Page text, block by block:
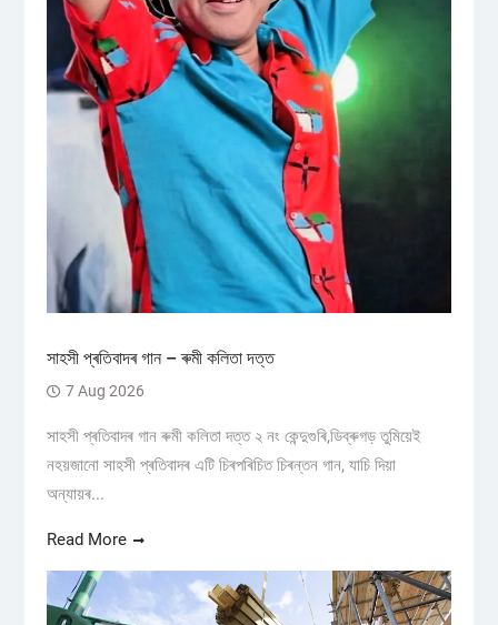
সাহসী প্ৰতিবাদৰ গান – ৰুমী কলিতা দত্ত
7 Aug 2026
সাহসী প্ৰতিবাদৰ গান ৰুমী কলিতা দত্ত ২ নং কেন্দুগুৰি,ডিব্ৰুগড় তুমিয়েই
নহয়জানো সাহসী প্ৰতিবাদৰ এটি চিৰপৰিচিত চিৰন্তন গান, যাচি দিয়া
অন্যায়ৰ...
Read More